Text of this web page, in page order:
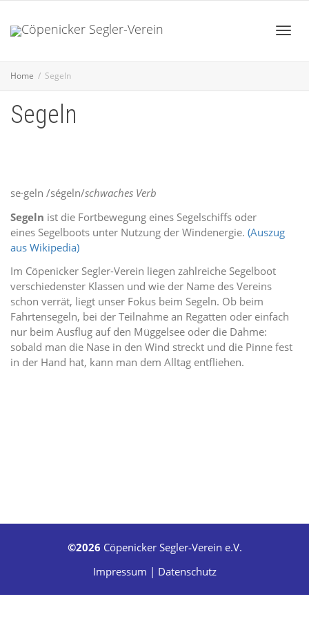
Home Segeln
Segeln
se·geln /ségeln/schwaches Verb
Segeln ist die Fortbewegung eines Segelschiffs oder
eines Segelboots unter Nutzung der Windenergie. (Auszug
aus Wikipedia)
Im Cöpenicker Segler-Verein liegen zahlreiche Segelboot
verschiedenster Klassen und wie der Name des Vereins
schon verrät, liegt unser Fokus beim Segeln. Ob beim
Fahrtensegeln, bei der Teilnahme an Regatten oder einfach
nur beim Ausflug auf den Müggelsee oder die Dahme:
sobald man die Nase in den Wind streckt und die Pinne fest
in der Hand hat, kann man dem Alltag entfliehen.
©2026 Cöpenicker Segler‑Verein e.V.
Impressum | Datenschutz